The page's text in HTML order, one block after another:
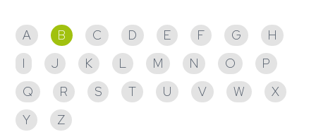
A B C D E F G
H
I
J K L M N O
P
Q
R S T U V W
X
Y
Z